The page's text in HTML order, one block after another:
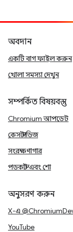
অবদান
একটি বাগ ফাইল করুন
খোলা সমস্যা দেখুন
সম্পর্কিত বিষয়বস্তু
Chromium আপডেট
কেস স্টাডিজ
সংরক্ষণাগার
পডকাস্ট এবং শো
অনুসরণ করুন
X-এ
YouTube